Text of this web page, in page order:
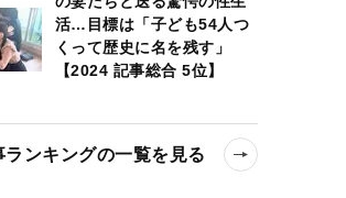
活…目標は「子ども54人つ
くって歴史に名を残す」
【2024 記事総合 5位】
ランキングの一覧を見る